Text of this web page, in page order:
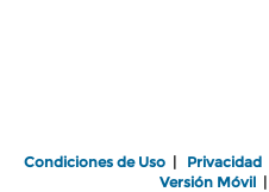
Condiciones de Uso | Privacidad
Versión Móvil|